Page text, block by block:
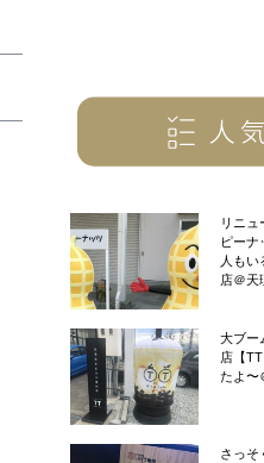
リニュ
ピーナ
人もい
店＠天
大ブー
店【
たよ〜
さっそ